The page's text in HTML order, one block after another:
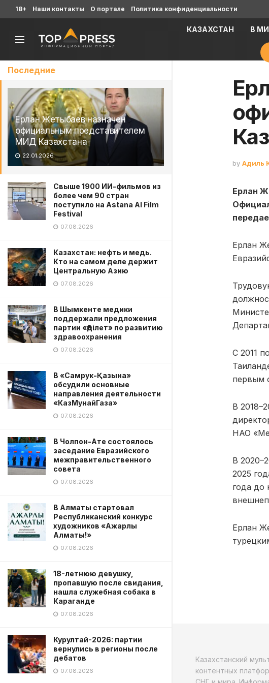
Последние
Ерлан Жетыбаев назначен
официальным представителем
МИД Казахстана
22.01.2026
Свыше 1900 ИИ-фильмов из
более чем 90 стран
поступило на Astana AI Film
Festival
07.08.2026
Казахстан: нефть и медь.
Кто на самом деле держит
Центральную Азию
07.08.2026
В Шымкенте медики
поддержали предложения
партии «Әділет» по развитию
здравоохранения
07.08.2026
В «Самрук-Қазына»
обсудили основные
направления деятельности
«КазМунайГаза»
07.08.2026
В Чолпон-Ате состоялось
заседание Евразийского
межправительственного
совета
07.08.2026
В Алматы стартовал
Республиканский конкурс
художников «Ажарлы
Алматы!»
07.08.2026
18-летнюю девушку,
пропавшую после свидания,
нашла служебная собака в
Караганде
07.08.2026
Курултай-2026: партии
вернулись в регионы после
дебатов
07.08.2026
18+ Наши контакты О портале Политика конфиденциальности
КАЗАХСТАН В
by Адиль
Ерлан
Ерлан
С 2011
первым
В
НАО
В
2025
года до
Ерлан
Казахстанский
контентных